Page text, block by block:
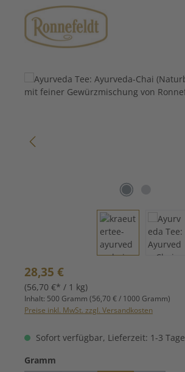
Bildergalerie überspringen
Regulärer Preis:
28,35 €
(56,70 €* / 1 kg)
Inhalt: 500 Gramm (56,70 € / 1000 Gramm)
Preise inkl. MwSt. zzgl. Versandkosten
Sofort verfügbar, Lieferzeit: 1-3 Tage
Gramm